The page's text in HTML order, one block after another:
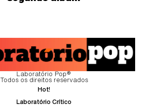
Laboratório Pop®
Todos os direitos reservados
Hot!
Laboratório Crítico